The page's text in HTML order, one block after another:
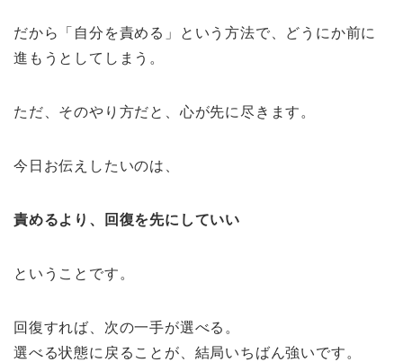
だから「自分を責める」という方法で、どうにか前に
進もうとしてしまう。
ただ、そのやり方だと、心が先に尽きます。
今日お伝えしたいのは、
責めるより、回復を先にしていい
ということです。
回復すれば、次の一手が選べる。
選べる状態に戻ることが、結局いちばん強いです。